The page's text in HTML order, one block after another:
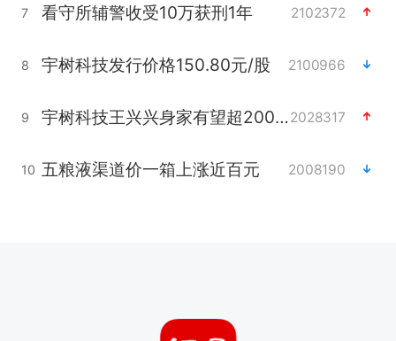
7 看守所辅警收受10万获刑1年 2102372
8 宇树科技发行价格150.80元/股 2100966
9 宇树科技王兴兴身家有望超200亿元2028317
10 五粮液渠道价一箱上涨近百元 2008190